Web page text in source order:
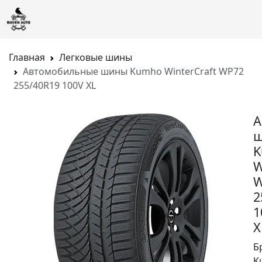
Главная
Легковые шины
Автомобильные шины Kumho WinterCraft WP72
255/40R19 100V XL